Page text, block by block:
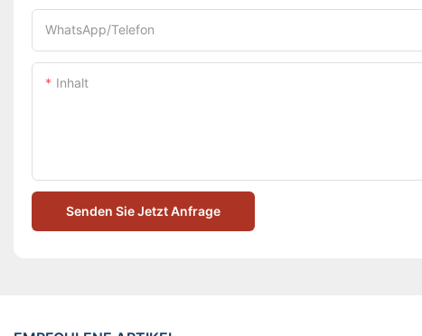
WhatsApp/Telefon
Inhalt
Senden Sie Jetzt Anfrage